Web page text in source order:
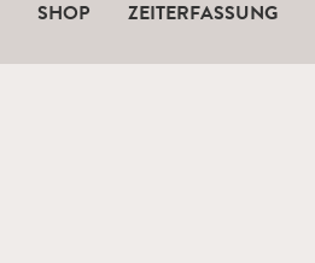
SHOP ZEITERFASSUNG